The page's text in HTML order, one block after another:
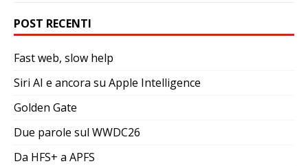
POST RECENTI
Fast web, slow help
Siri AI e ancora su Apple Intelligence
Golden Gate
Due parole sul WWDC26
Da HFS+ a APFS